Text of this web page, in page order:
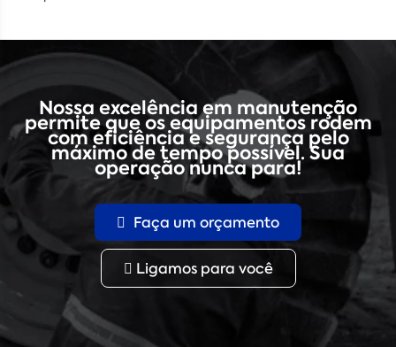
Nossa excelência em manutenção
permite que os equipamentos rodem
com eficiência e segurança pelo
máximo de tempo possível. Sua
operação nunca para!
Faça um orçamento
Ligamos para você